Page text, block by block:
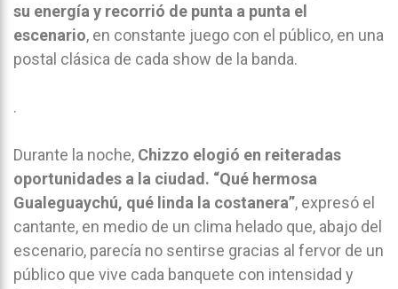
su energía y recorrió de punta a punta el
escenario, en constante juego con el público, en una
postal clásica de cada show de la banda.
.
Durante la noche, Chizzo elogió en reiteradas
oportunidades a la ciudad. “Qué hermosa
Gualeguaychú, qué linda la costanera”, expresó el
cantante, en medio de un clima helado que, abajo del
escenario, parecía no sentirse gracias al fervor de un
público que vive cada banquete con intensidad y